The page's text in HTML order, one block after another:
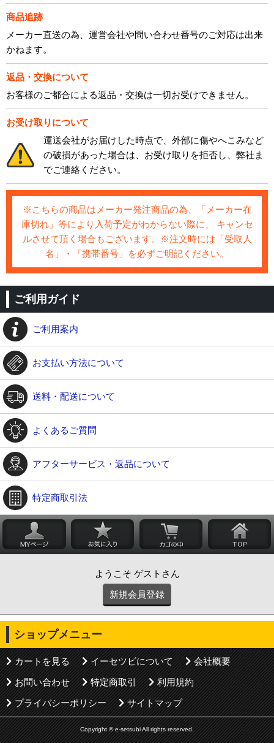
商品追跡
メーカー直送の為、運営会社や問い合わせ番号のご対応は出来
かねます。
返品・交換について
お客様のご都合による返品・交換は一切お受けできません。
お受け取りについて
運送会社がお届けした時点で、外部に傷やへこみなど
の破損があった場合は、お受け取りを拒否し、弊社ま
でご連絡ください。
※こちらの商品はメーカー発注商品の為、「メーカー在
庫切れ」等により入荷予定がわからない際に、 キャンセ
ルさせて頂く場合もございます。※注文時には「受取人
名」・「携帯番号」を必ずご明記ください。
ご利用ガイド
ご利用案内
お支払い方法について
送料・配送について
よくあるご質問
アフターサービス・返品について
特定商取引法
ようこそ ゲストさん
新規会員登録
ショップメニュー
カートを見る イーセツビについて
会社概要
お問い合わせ
特定商取引
利用規約
プライバシーポリシー
サイトマップ
Copyright © e-setsubi All rights reserved.